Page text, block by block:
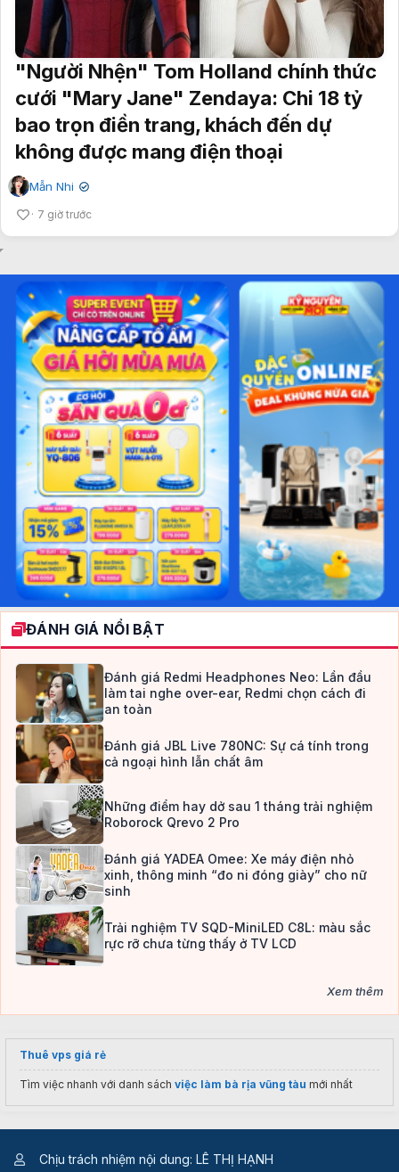
"Người Nhện" Tom Holland chính thức
cưới "Mary Jane" Zendaya: Chi 18 tỷ
bao trọn điền trang, khách đến dự
không được mang điện thoại
Mẫn Nhi ✔
7 giờ trước
ĐÁNH GIÁ NỔI BẬT
Đánh giá Redmi Headphones Neo: Lần đầu
làm tai nghe over-ear, Redmi chọn cách đi
an toàn
Đánh giá JBL Live 780NC: Sự cá tính trong
cả ngoại hình lẫn chất âm
Những điểm hay dở sau 1 tháng trải nghiệm
Roborock Qrevo 2 Pro
Đánh giá YADEA Omee: Xe máy điện nhỏ
xinh, thông minh “đo ni đóng giày” cho nữ
sinh
Trải nghiệm TV SQD-MiniLED C8L: màu sắc
rực rỡ chưa từng thấy ở TV LCD
Xem thêm
Thuê vps giá rẻ
Tìm việc nhanh với danh sách việc làm bà rịa vũng tàu mới nhất
Chịu trách nhiệm nội dung: LÊ THỊ HẠNH